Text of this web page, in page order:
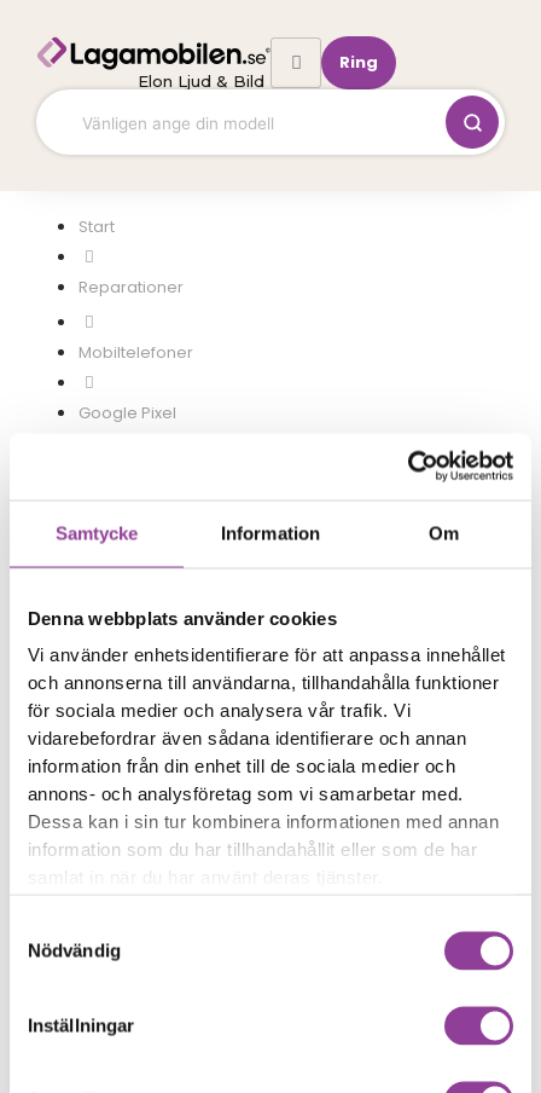
Samtycke Information Om
Denna webbplats använder cookies
Vi använder enhetsidentifierare för att anpassa innehållet
och annonserna till användarna, tillhandahålla funktioner
för sociala medier och analysera vår trafik. Vi
vidarebefordrar även sådana identifierare och annan
information från din enhet till de sociala medier och
annons- och analysföretag som vi samarbetar med.
Dessa kan i sin tur kombinera informationen med annan
information som du har tillhandahållit eller som de har
samlat in när du har använt deras tjänster.
Nödvändig
Inställningar
innehåll
Elon Ljud & Bild
Ring
Start
Mobiltelefoner
Google Pixel
Enhet Märke
Sök direkt
Eller välj reparation
Klicka här
Skärmbyte
Google Pixel 6A
Byte av skärm Kvalité A
(Original Display)
Klicka här
Batteri
Google Pixel 6A
Byte av batteri
699,00
Klicka här
Google Pixel 6A
Byte av baksida
Klicka här
Klicka här
Rengöring